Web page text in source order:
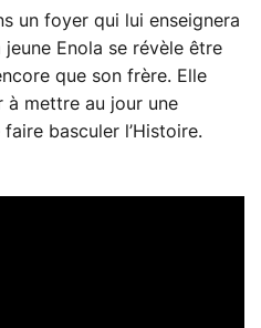
un foyer qui lui enseignera
jeune Enola se révèle être
que son frère. Elle
à mettre au jour une
basculer l’Histoire.